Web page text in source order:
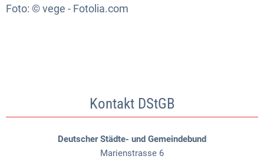
Foto: © vege - Fotolia.com
Kontakt DStGB
Deutscher Städte- und Gemeindebund
Marienstrasse 6